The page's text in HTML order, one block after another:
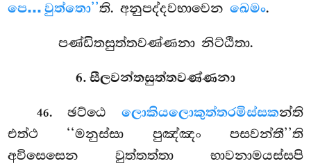
පෙ… වුත්තො’’ති. අනුපද්දවභාවෙනඛෙමං.
පණ්ඩිතසුත්තවණ්ණනා නිට්ඨිතා.
6. සීලවන්තසුත්තවණ්ණනා
46. ඡට්ඨෙ ලොකියලොකුත්තරමිස්සකන්ති
එත්ථ ‘‘මනුස්සා පුඤ්ඤං පසවන්තී’’ති
අවිසෙසෙන වුත්තත්තා භාවනාමයස්සපි